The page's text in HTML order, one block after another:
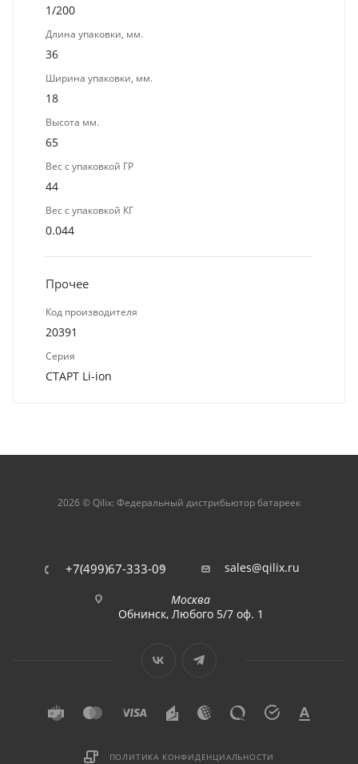
1/200
Длина упаковки, мм.
36
Ширина упаковки, мм.
18
Высота мм.
65
Вес с упаковкой ГР
44
Вес с упаковкой КГ
0.044
Прочее
Код производителя
20391
Серия
СТАРТ Li-ion
2026 © Qilix: Федеральный дистрибьютор батареек
+7(499)67-333-09 sales@qilix.ru
Москва
Обнинск, Любого 5/7 оф. 1
ПОЛИТИКА КОНФИДЕНЦИАЛЬНОСТИ